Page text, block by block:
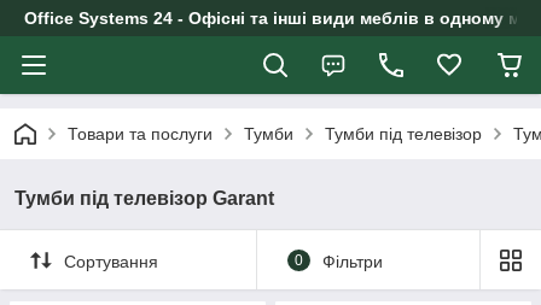
Office Systems 24 - Офісні та інші види меблів в одному
Товари та послуги Тумби Тумби під телевізор
Тумби під телевізор Garant
Сортування 0 Фільтри